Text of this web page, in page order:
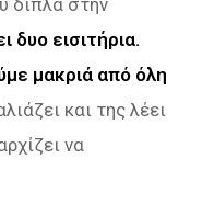
δυο εισιτήρια.
μακριά από όλη
και της λέει
να